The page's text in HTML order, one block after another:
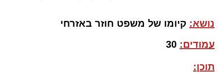
נושא: קיומו של משפט חוזר באזרחי
עמודים:
תוכן: